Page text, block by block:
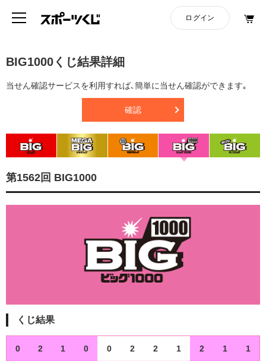
BIG1000くじ結果詳細
当せん確認サービスを利用すれば､簡単に当せん確認ができます｡
確認
第1562回 BIG1000
くじ結果
0 2 1 0 0 2 2 1 2 1 1